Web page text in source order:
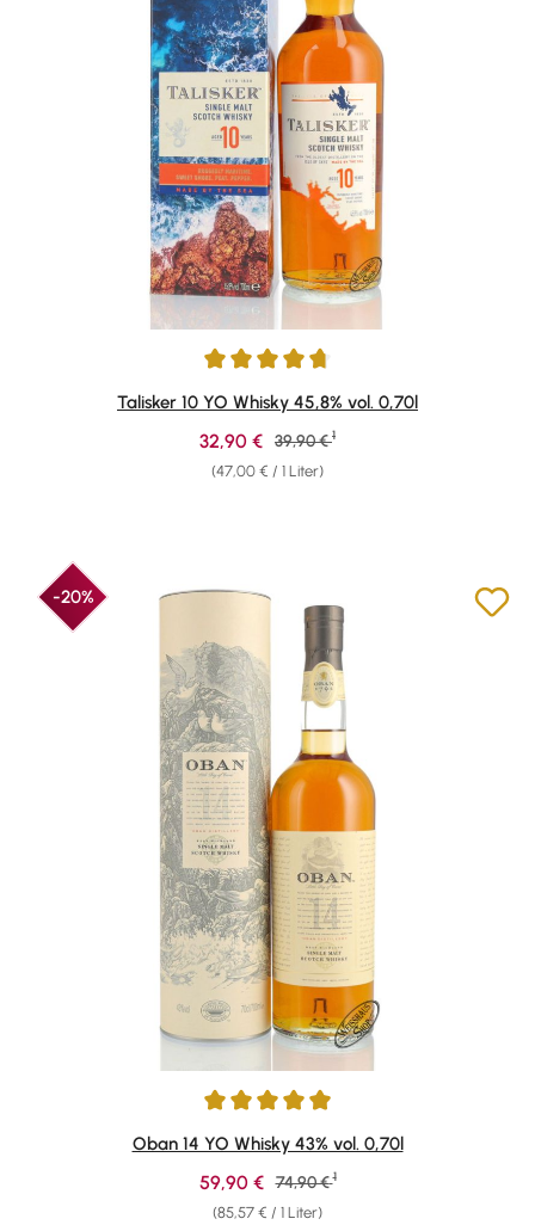
Durchschnittliche Bewertung von 4.78 von 5 Sternen
Talisker 10 YO Whisky 45,8% vol. 0,70l
(47,00 € / 1 Liter)
Verkaufspreis:
32,90 € Regulärer Preis:
39,90 € 1
-20%
Durchschnittliche Bewertung von 4.88 von 5 Sternen
Oban 14 YO Whisky 43% vol. 0,70l
(85,57 € / 1 Liter)
Verkaufspreis:
59,90 € Regulärer Preis:
74,90 € 1